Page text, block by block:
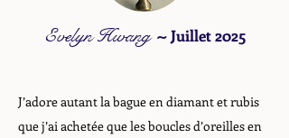
Evelyn Hwang ~Juillet 2025
J’adore autant la bague en diamant et rubis
que j’ai achetée que les boucles d’oreilles en